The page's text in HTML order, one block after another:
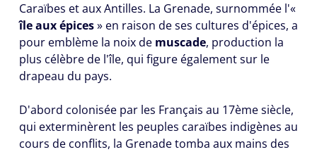
Caraïbes et aux Antilles. La Grenade, surnommée l'«
île aux épices» en raison de ses cultures d'épices, a
pour emblème la noix de muscade, production la
plus célèbre de l'île, qui figure également sur le
drapeau du pays.
D'abord colonisée par les Français au 17ème siècle,
qui exterminèrent les peuples caraïbes indigènes au
cours de conflits, la Grenade tomba aux mains des